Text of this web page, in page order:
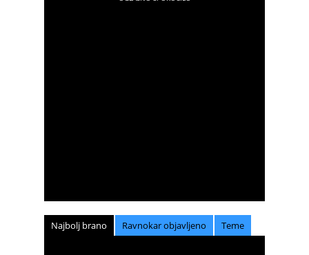
Najbolj brano Ravnokar objavljeno Teme